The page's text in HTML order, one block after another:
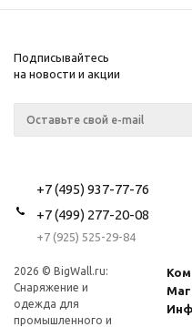
Подписывайтесь
на новости и акции
+7 (495) 937-77-76
+7 (499) 277-20-08
+7 (925) 525-29-84
2026 © BigWall.ru:
Снаряжение и
одежда для
промышленного и